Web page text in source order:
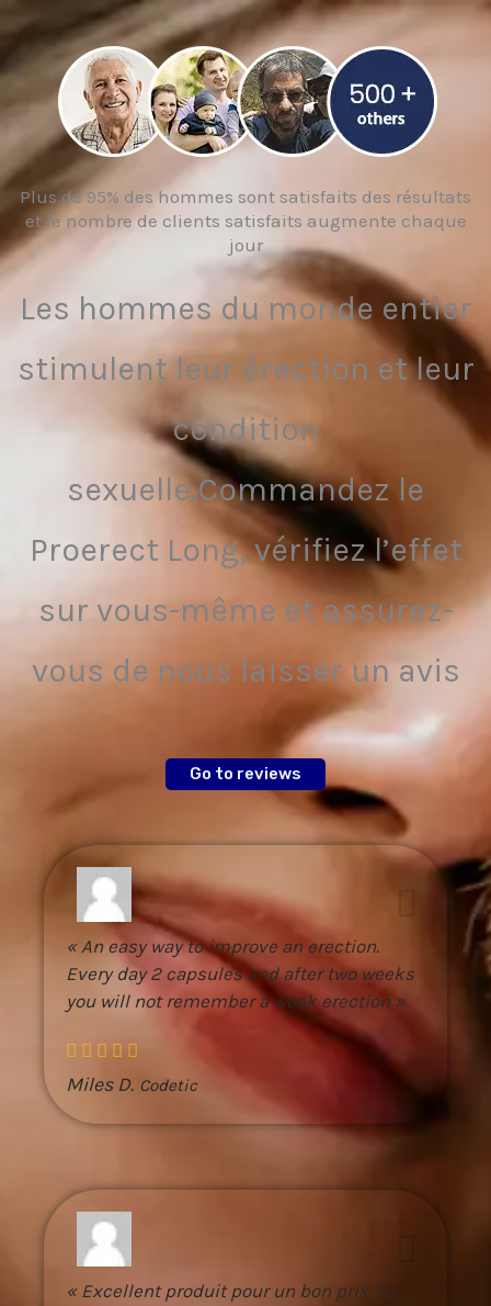
Plus de 95% des hommes sont satisfaits des résultats
et le nombre de clients satisfaits augmente chaque
jour
Les hommes du monde entier
stimulent leur érection et leur
condition
sexuelle.Commandez le
Proerect Long, vérifiez l’effet
sur vous-même et assurez-
vous de nous laisser un avis
Go to reviews
« An easy way to improve an erection.
Every day 2 capsules and after two weeks
you will not remember a weak erection »
Miles D. Codetic
« Excellent produit pour un bon prix. Je